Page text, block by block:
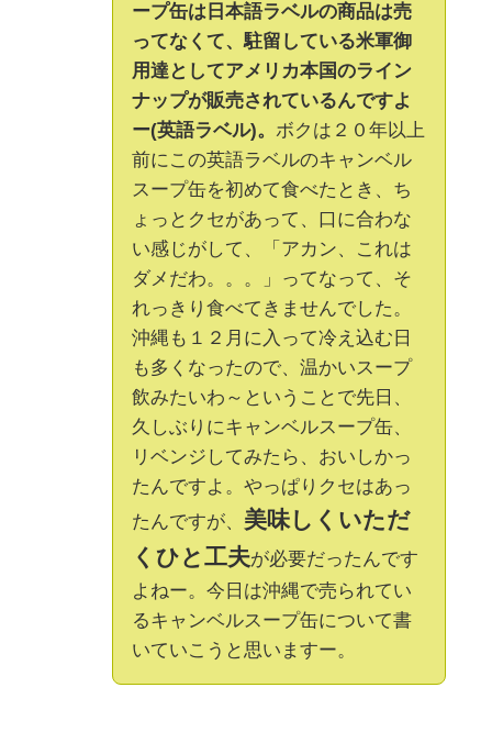
ープ缶は日本語ラベルの商品は売
ってなくて、駐留している米軍御
用達としてアメリカ本国のライン
ナップが販売されているんですよ
ー(英語ラベル)。 ボクは２０年以上
前にこの英語ラベルのキャンベル
スープ缶を初めて食べたとき、ち
ょっとクセがあって、口に合わな
い感じがして、「アカン、これは
ダメだわ。。。」ってなって、そ
れっきり食べてきませんでした。
沖縄も１２月に入って冷え込む日
も多くなったので、温かいスープ
飲みたいわ～ということで先日、
久しぶりにキャンベルスープ缶、
リベンジしてみたら、おいしかっ
たんですよ。やっぱりクセはあっ
たんですが、 美味しくいただ
くひと工夫が必要だったんです
よねー。今日は沖縄で売られてい
るキャンベルスープ缶について書
いていこうと思いますー。